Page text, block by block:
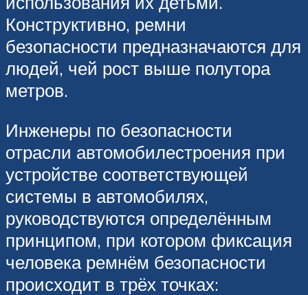
Конструктивно, ремни
безопасности предназначаются для
людей, чей рост выше полутора
метров.
Инженеры по безопасности
отрасли автомобилестроения при
устройстве соответствующей
системы в автомобилях,
руководствуются определённым
принципом, при котором фиксация
человека ремнём безопасности
происходит в трёх точках: